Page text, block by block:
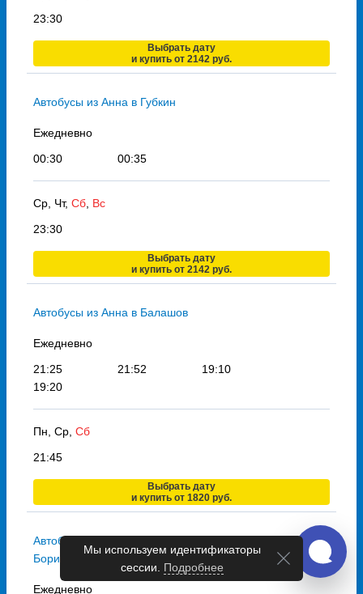
23:30
Выбрать дату
и купить от 2142 руб.
Автобусы из Анна в Губкин
Ежедневно
00:30
00:35
Ср, Чт, Сб Вс
23:30
Выбрать дату
и купить от 2142 руб.
Автобусы из Анна в Балашов
Ежедневно
21:25
21:52
19:10
19:20
Пн, Ср, Сб
21:45
Выбрать дату
и купить от 1820 руб.
Автобусы из Анна в
Борисоглебск
Ежедневно
Мы используем идентификаторы
сессии. Подробнее